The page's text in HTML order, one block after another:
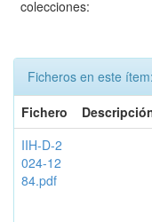
colecciones:
Ficheros en este ítem:
Fichero
IIH-D-2
024-12
84.pdf